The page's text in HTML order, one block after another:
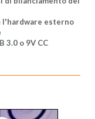
l'hardware esterno
3.0 o 9V CC